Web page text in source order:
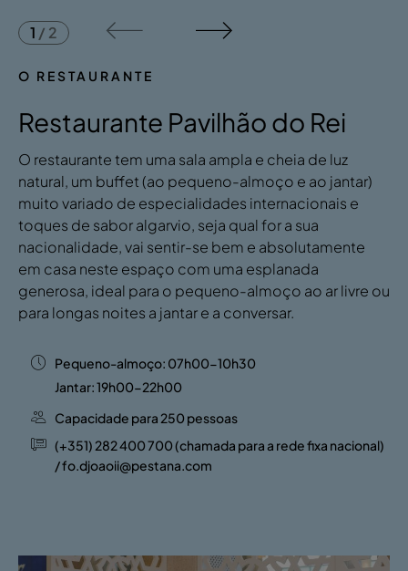
O RESTAURANTE
Restaurante Pavilhão do Rei
O restaurante tem uma sala ampla e cheia de luz
natural, um buffet (ao pequeno-almoço e ao jantar)
muito variado de especialidades internacionais e
toques de sabor algarvio, seja qual for a sua
nacionalidade, vai sentir-se bem e absolutamente
em casa neste espaço com uma esplanada
generosa, ideal para o pequeno-almoço ao ar livre ou
para longas noites a jantar e a conversar.
Pequeno-almoço: 07h00-10h30
Jantar: 19h00-22h00
Capacidade para 250 pessoas
(+351) 282 400 700 (chamada para a rede fixa nacional)
/ fo.djoaoii@pestana.com
1 / 2